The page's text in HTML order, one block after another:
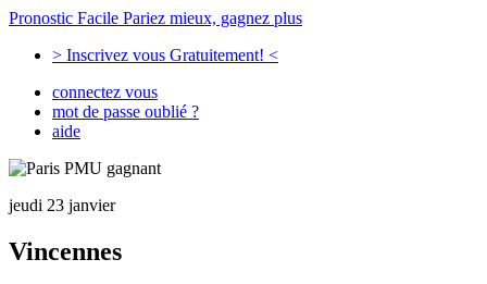
Pronostic Facile Pariez mieux, gagnez plus
> Inscrivez vous Gratuitement! <
connectez vous
mot de passe oublié ?
aide
jeudi 23 janvier
Vincennes